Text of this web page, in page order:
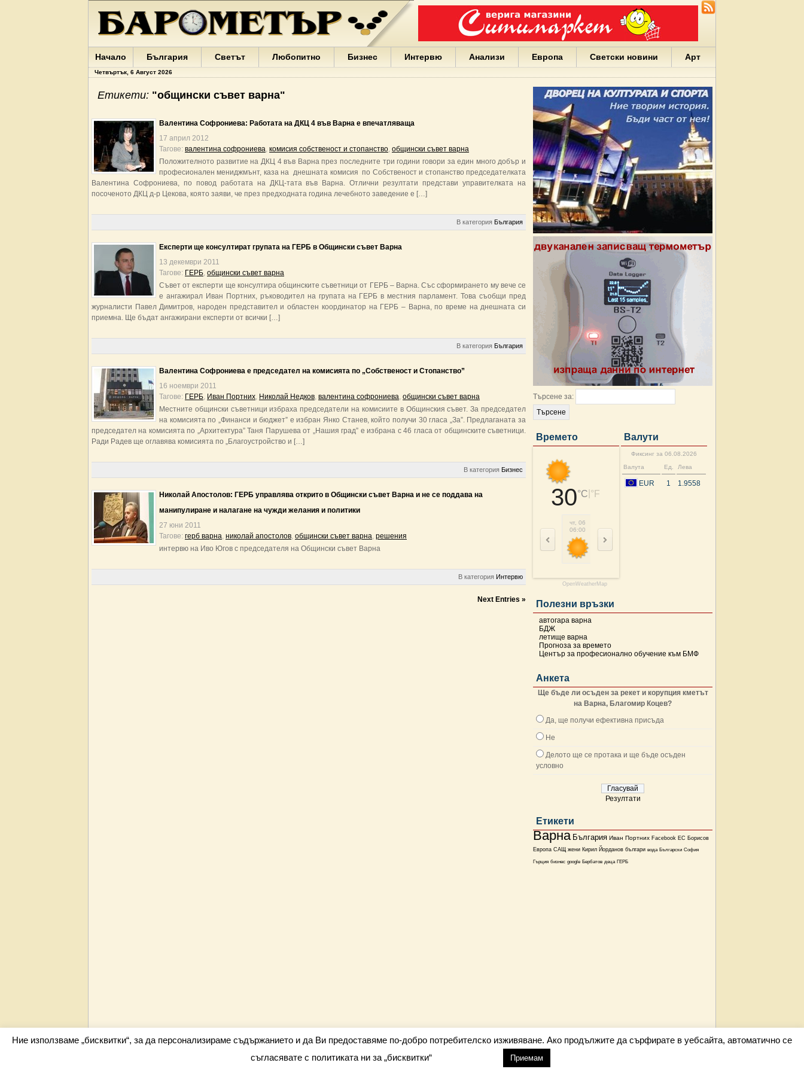
Варна
България
Портних
Facebook
ЕС
Борисов
Европа
Йорданов
вода
Български
София
Гърция
бизнес
google
Бербатов
ГЕРБ
Начало България Светът Любопитно Бизнес Интервю Анализи Европа Светски новини Арт
Четвъртък, 6 Август 2026
Търсене за:
Времето
30°C °F
чт, 06
06:00
09:00
OpenWeatherMap
Валути
Фиксинг за 06.08.2026
Валута
Ед. Лева
EUR 1 1.9558
Полезни връзки
автогара варна
БДЖ
летище варна
Прогноза за времето
Център за професионално обучение към БМФ
Анкета
Ще бъде ли осъден за рекет и корупция кметът
на Варна, Благомир Коцев?
Да, ще получи ефективна присъда
Не
Делото ще се протака и ще бъде осъден
условно
Резултати
Етикети
Варна България Иван Портних Facebook ЕС Борисов
Европа САЩ жени Кирил Йорданов българи вода Български София
Гърция бизнес google Бербатов деца ГЕРБ
Етикети: "общински съвет варна"
Валентина Софрониева: Работата на ДКЦ 4 във Варна е впечатляваща
17 април 2012
Тагове: валентина софрониева, комисия собственост и стопанство, общински съвет варна
Положителното развитие на ДКЦ 4 във Варна през последните три години говори за един много добър и
професионален мениджмънт, каза на днешната комисия по Собственост и стопанство председателката
Валентина Софрониева, по повод работата на ДКЦ-тата във Варна. Отлични резултати представи управителката на
посоченото ДКЦ д-р Цекова, която заяви, че през предходната година лечебното заведение е […]
В категория България
Експерти ще консултират групата на ГЕРБ в Общински съвет Варна
13 декември 2011
Тагове: ГЕРБ, общински съвет варна
Съвет от експерти ще консултира общинските съветници от ГЕРБ – Варна. Със сформирането му вече се
е ангажирал Иван Портних, ръководител на групата на ГЕРБ в местния парламент. Това съобщи пред
журналисти Павел Димитров, народен представител и областен координатор на ГЕРБ – Варна, по време на днешната си
приемна. Ще бъдат ангажирани експерти от всички […]
В категория България
Валентина Софрониева е председател на комисията по „Собственост и Стопанство”
16 ноември 2011
Тагове: ГЕРБ, Иван Портних, Николай Недков, валентина софрониева, общински съвет варна
Местните общински съветници избраха председатели на комисиите в Общинския съвет. За председател
на комисията по „Финанси и бюджет” е избран Янко Станев, който получи 30 гласа „За”. Предлаганата за
председател на комисията по „Архитектура” Таня Парушева от „Нашия град” е избрана с 46 гласа от общинските съветници.
Ради Радев ще оглавява комисията по „Благоустройство и […]
В категория Бизнес
Николай Апостолов: ГЕРБ управлява открито в Общински съвет Варна и не се поддава на
манипулиране и налагане на чужди желания и политики
27 юни 2011
Тагове: герб варна, николай апостолов, общински съвет варна, решения
интервю на Иво Югов с председателя на Общински съвет Варна
В категория Интервю
Next Entries »
Всички права запазени barometar.net © 2026 info@barometar.net
Ние използваме „бисквитки“, за да персонализираме съдържанието и да Ви предоставяме по-добро потребителско изживяване. Ако продължите да сърфирате в уебсайта, автоматично се
съгласявате с политиката ни за „бисквитки“
Приемам